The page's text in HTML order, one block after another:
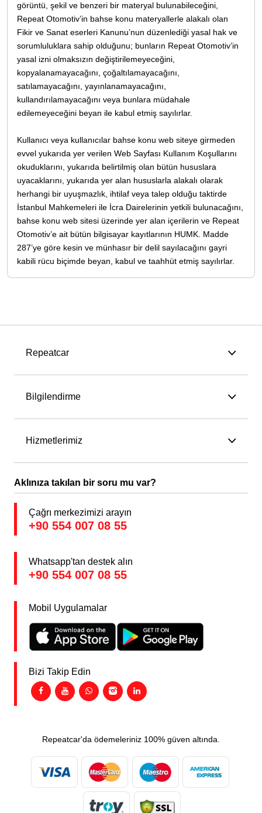
görüntü, şekil ve benzeri bir materyal bulunabileceğini,
Repeat Otomotiv’in bahse konu materyallerle alakalı olan
Fikir ve Sanat eserleri Kanunu’nun düzenlediği yasal hak ve
sorumluluklara sahip olduğunu; bunların Repeat Otomotiv’in
yasal izni olmaksızın değiştirilemeyeceğini,
kopyalanamayacağını, çoğaltılamayacağını,
satılamayacağını, yayınlanamayacağını,
kullandırılamayacağını veya bunlara müdahale
edilemeyeceğini beyan ile kabul etmiş sayılırlar.
Kullanıcı veya kullanıcılar bahse konu web siteye girmeden
evvel yukarıda yer verilen Web Sayfası Kullanım Koşullarını
okuduklarını, yukarıda belirtilmiş olan bütün hususlara
uyacaklarını, yukarıda yer alan hususlarla alakalı olarak
herhangi bir uyuşmazlık, ihtilaf veya talep olduğu taktirde
İstanbul Mahkemeleri ile İcra Dairelerinin yetkili bulunacağını,
bahse konu web sitesi üzerinde yer alan içerilerin ve Repeat
Otomotiv’e ait bütün bilgisayar kayıtlarının HUMK. Madde
287’ye göre kesin ve münhasır bir delil sayılacağını gayri
kabili rücu biçimde beyan, kabul ve taahhüt etmiş sayılırlar.
Repeatcar
Bilgilendirme
Hizmetlerimiz
Aklınıza takılan bir soru mu var?
Çağrı merkezimizi arayın
+90 554 007 08 55
Whatsapp'tan destek alın
+90 554 007 08 55
Mobil Uygulamalar
Bizi Takip Edin
Repeatcar'da ödemeleriniz 100% güven altında.